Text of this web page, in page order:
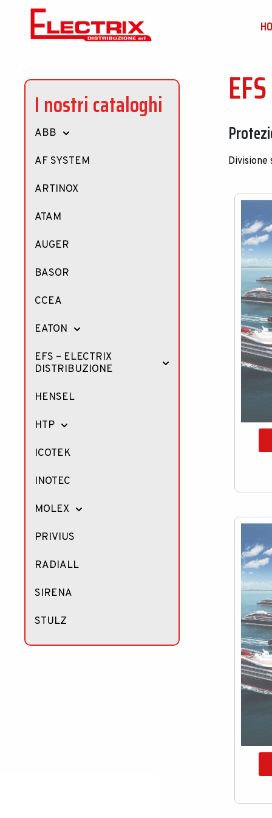
I nostri cataloghi
ABB
AF SYSTEM
ARTINOX
ATAM
AUGER
BASOR
CCEA
EATON
EFS – ELECTRIX
DISTRIBUZIONE
HENSEL
HTP
ICOTEK
INOTEC
MOLEX
PRIVIUS
RADIALL
SIRENA
STULZ
Divisione